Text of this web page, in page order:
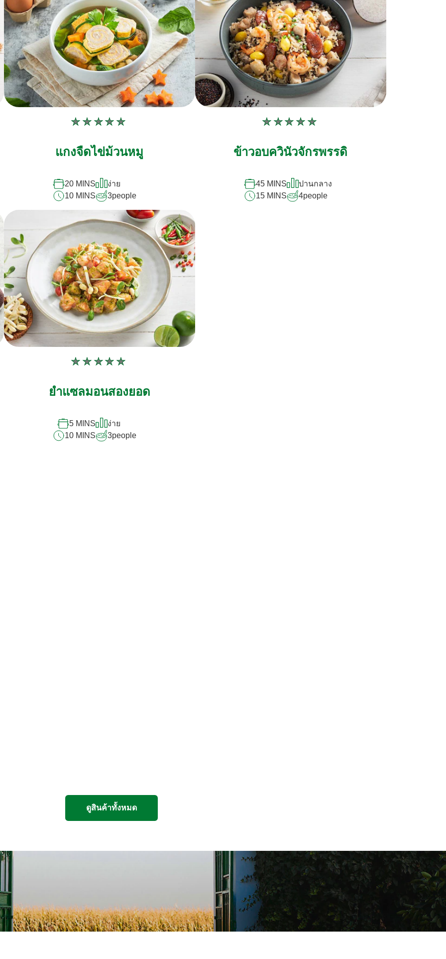
ไม่มี
ให้
สำหรับ
recipe
นี้
แกงจืดไข่ม้วนหมู
20 MINS
ง่าย
10 MINS
3people
ไม่มี
ให้
สำหรับ
recipe
นี้
ข้าวอบควินัวจักรพรรดิ
45 MINS
ปานกลาง
15 MINS
4people
ไม่มี
ให้
สำหรับ
recipe
นี้
ยำแซลมอนสองยอด
5 MINS
ง่าย
10 MINS
3people
ดูสินค้าทั้งหมด